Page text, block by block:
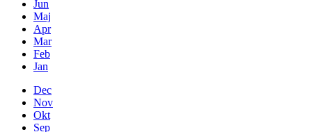
Jun
Maj
Apr
Mar
Feb
Jan
Dec
Nov
Okt
Sep